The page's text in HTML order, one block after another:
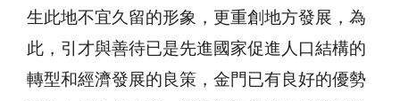
生此地不宜久留的形象，更重創地方發展，為
此，引才與善待已是先進國家促進人口結構的
轉型和經濟發展的良策，金門已有良好的優勢